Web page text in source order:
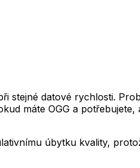
stejné datové rychlosti.
máte OGG a
úbytku kvality,